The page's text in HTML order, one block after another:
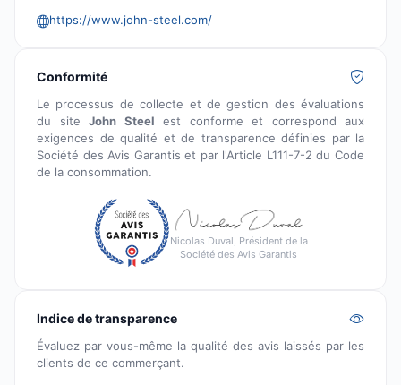
https://www.john-steel.com/
Conformité
Le processus de collecte et de gestion des évaluations
du site John Steel est conforme et correspond aux
exigences de qualité et de transparence définies par la
Société des Avis Garantis et par l'Article L111-7-2 du Code
de la consommation.
Nicolas Duval, Président de la
Société des Avis Garantis
Indice de transparence
Évaluez par vous-même la qualité des avis laissés par les
clients de ce commerçant.